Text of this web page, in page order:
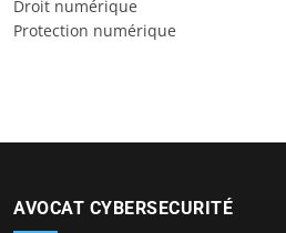
Droit numérique
Protection numérique
AVOCAT CYBERSECURITÉ